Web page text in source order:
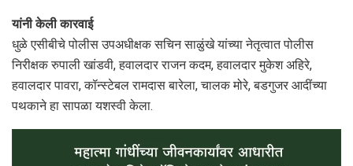
यांनी केली कारवाई
धुळे एसीबीचे पोलीस उपअधीक्षक सचिन साळुंखे यांच्या नेतृत्वात पोलीस
निरीक्षक रुपाली खांडवी, हवालदार राजन कदम, हवालदार मुकेश अहिरे,
हवालदार पावरा, कॉन्स्टेबल रामदास बारेला, चालक मोरे, बडगुजर आदींच्या
पथकाने हा सापळा यशस्वी केला.